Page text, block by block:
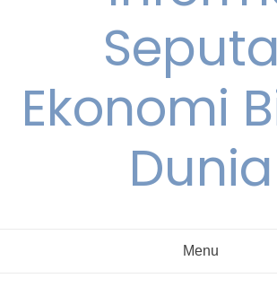
Ekonomi
Dunia
Menu